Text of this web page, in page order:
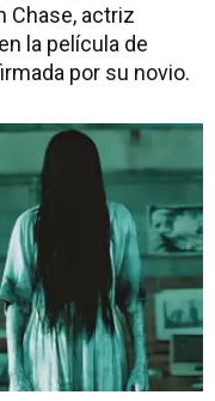
Chase, actriz
la película de
por su novio.